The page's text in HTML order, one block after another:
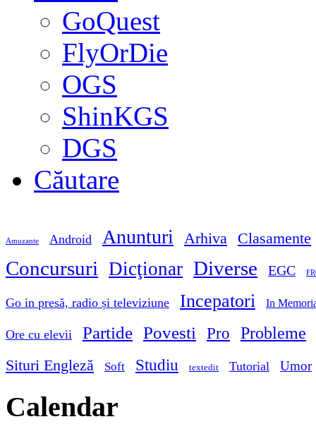
GoQuest
FlyOrDie
OGS
ShinKGS
DGS
Căutare
Amuzante Android Anunturi Arhiva Clasamente
Concursuri Dicţionar Diverse EGC
Go in presă, radio și televiziune Incepatori In
Ore cu elevii Partide Povesti Pro Probleme
Situri Engleză Soft Studiu textedit Tutorial Umor
Calendar